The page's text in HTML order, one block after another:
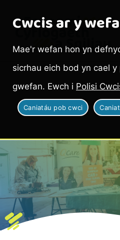
Cwcis ar y
Mae'r wefan hon yn
sicrhau eich bod yn cael
gwefan. Ewch i Polisi
Caniatáu pob cwci